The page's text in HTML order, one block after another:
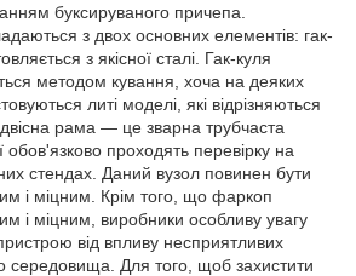
буксируваного причепа.
з двох основних елементів: гак-
з якісної сталі. Гак-куля
методом кування, хоча на деяких
литі моделі, які відрізняються
рама ― це зварна трубчаста
обов'язково проходять перевірку на
стендах. Даний вузол повинен бути
і міцним. Крім того, що фаркоп
і міцним, виробники особливу увагу
від впливу несприятливих
середовища. Для того, щоб захистити